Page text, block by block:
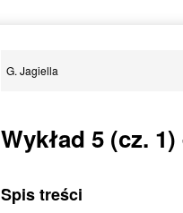
G. Jagiella
Wykład 5 (cz.
Spis treści